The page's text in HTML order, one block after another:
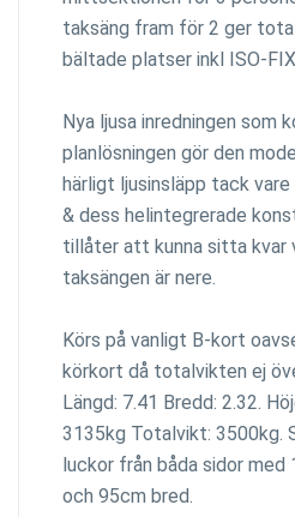
taksäng fram för 2 ger
bältade platser inkl ISO-FIX
Nya ljusa inredningen som
planlösningen gör den
härligt ljusinsläpp tack
& dess helintegrerade
tillåter att kunna sitta kvar
taksängen är nere.
Körs på vanligt B-kort
körkort då totalvikten ej
Längd: 7.41 Bredd: 2.32.
3135kg Totalvikt: 3500kg.
luckor från båda sidor med
och 95cm bred.